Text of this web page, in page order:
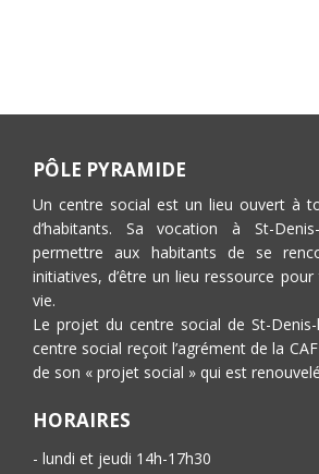
PÔLE PYRAMIDE
Un centre social est un lieu ouvert à
d’habitants. Sa vocation à St-
permettre aux habitants de se
initiatives, d’être un lieu ressource
vie.
Le projet du centre social de St-
centre social reçoit l’agrément de la
de son « projet social » qui est
HORAIRES
- lundi et jeudi 14h-17h30